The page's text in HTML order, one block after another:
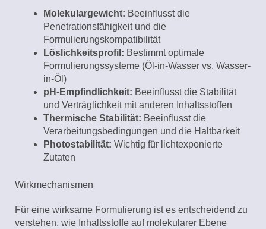
Molekulargewicht: Beeinflusst die
Penetrationsfähigkeit und die
Formulierungskompatibilität
Löslichkeitsprofil: Bestimmt optimale
Formulierungssysteme (Öl-in-Wasser vs. Wasser-
in-Öl)
pH-Empfindlichkeit: Beeinflusst die Stabilität
und Verträglichkeit mit anderen Inhaltsstoffen
Thermische Stabilität: Beeinflusst die
Verarbeitungsbedingungen und die Haltbarkeit
Photostabilität: Wichtig für lichtexponierte
Zutaten
Wirkmechanismen
Für eine wirksame Formulierung ist es entscheidend zu
verstehen, wie Inhaltsstoffe auf molekularer Ebene